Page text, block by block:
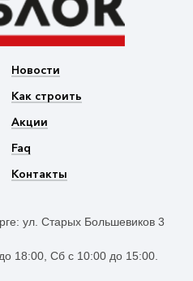
Новости
Как строить
Акции
Faq
Контакты
ул. Старых Большевиков 3
18:00, Сб с 10:00 до 15:00.